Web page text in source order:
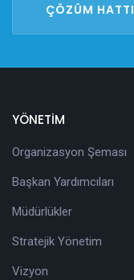
ÇÖZÜM HATTI
YÖNETİM
Organizasyon Şeması
Başkan Yardımcıları
Müdürlükler
Stratejik Yönetim
Vizyon